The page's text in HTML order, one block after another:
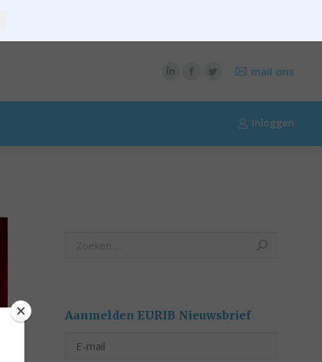
mail ons
Inloggen
Search:
Aanmelden EURIB Nieuwsbrief